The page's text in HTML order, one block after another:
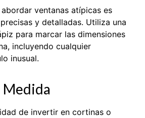
ventanas atípicas es
y detalladas. Utiliza una
para marcar las dimensiones
incluyendo cualquier
inusual.
Medida
de invertir en cortinas o